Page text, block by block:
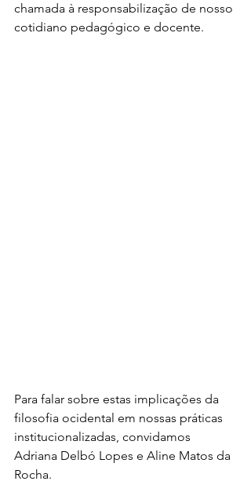
chamada à responsabilização de nosso
cotidiano pedagógico e docente.
Para falar sobre estas implicações da
filosofia ocidental em nossas práticas
institucionalizadas, convidamos
Adriana Delbó Lopes e Aline Matos da
Rocha.